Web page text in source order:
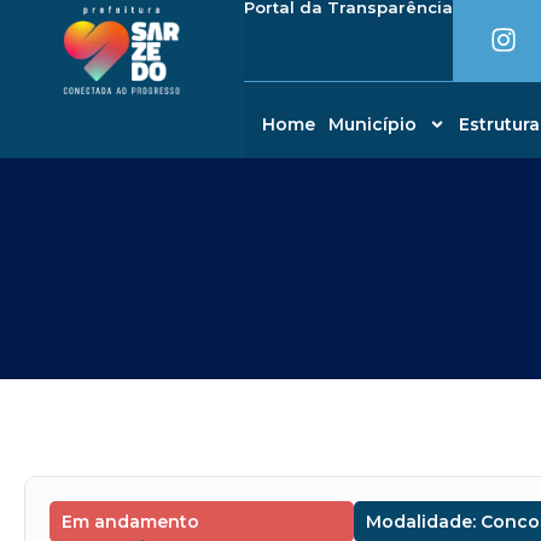
conteúdo Portal da Transparência
n
t
a
Home Município Estrutura
Em andamento Modalidade: